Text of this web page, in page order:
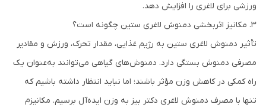
ورزشی برای لاغری را افزایش دهد.
۳. مکانیز اثربخشی دمنوش لاغری ستین چگونه است؟
تأثیر دمنوش لاغری ستین به رژیم غذایی، مقدار تحرک، ورزش و مقادیر
مصرفی دمنوش بستگی دارد. دمنوش‌های گیاهی می‌توانند به‌عنوان یک
راه کمکی در کاهش وزن مؤثر باشند؛ اما نباید انتظار داشته باشیم که
تنها با مصرف دمنوش لاغری دکتر بیز به وزن ایده‌آل برسیم. مکانیزم